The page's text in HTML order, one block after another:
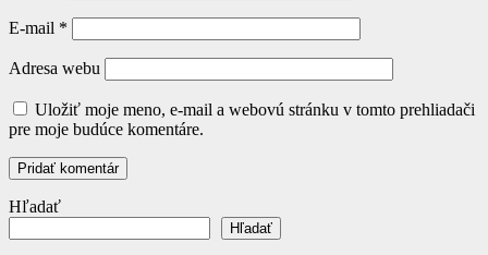
E-mail *
Adresa webu
Uložiť moje meno, e-mail a webovú stránku v tomto prehliadači
pre moje budúce komentáre.
Hľadať
Hľadať